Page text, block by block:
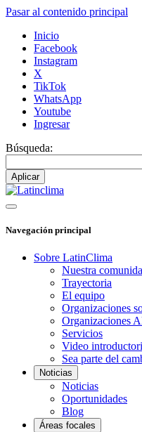
Pasar al contenido principal
Inicio
Facebook
Instagram
X
TikTok
WhatsApp
Youtube
Ingresar
Búsqueda:
Navegación principal
Sobre LatinClima
Nuestra
Trayectoria
El equipo
Organizaciones
Organizaciones
Servicios
Video
Sea parte del
Noticias
Noticias
Oportunidades
Blog
Áreas focales